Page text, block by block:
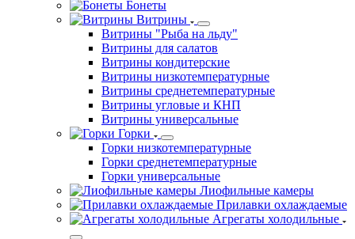
Бонеты
Витрины
Витрины "Рыба на льду"
Витрины для салатов
Витрины кондитерские
Витрины низкотемпературные
Витрины среднетемпературные
Витрины угловые и КНП
Витрины универсальные
Горки
Горки низкотемпературные
Горки среднетемпературные
Горки универсальные
Лиофильные камеры
Прилавки охлаждаемые
Агрегаты холодильные